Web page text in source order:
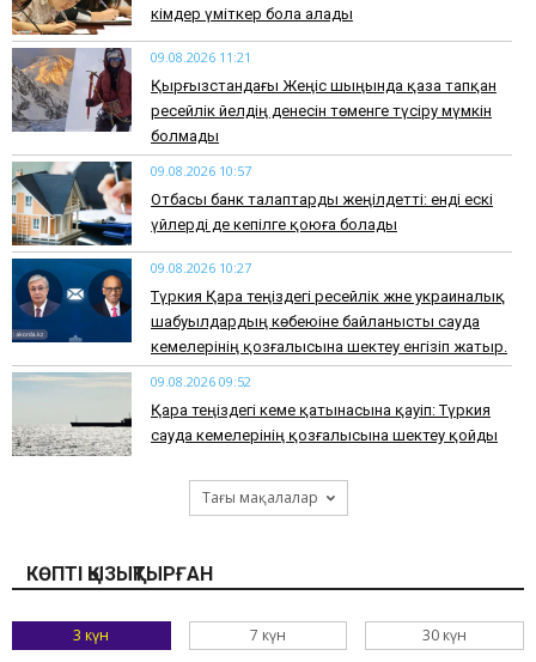
кімдер үміткер бола алады
09.08.2026 11:21
Қырғызстандағы Жеңіс шыңында қаза тапқан
ресейлік әйелдің денесін төменге түсіру мүмкін
болмады
09.08.2026 10:57
Отбасы банк талаптарды жеңілдетті: енді ескі
үйлерді де кепілге қоюға болады
09.08.2026 10:27
Түркия Қара теңіздегі ресейлік және украиналық
шабуылдардың көбеюіне байланысты сауда
кемелерінің қозғалысына шектеу енгізіп жатыр.
09.08.2026 09:52
Қара теңіздегі кеме қатынасына қауіп: Түркия
сауда кемелерінің қозғалысына шектеу қойды
Тағы мақалалар
КӨПТІ ҚЫЗЫҚТЫРҒАН
3 күн 7 күн 30 күн